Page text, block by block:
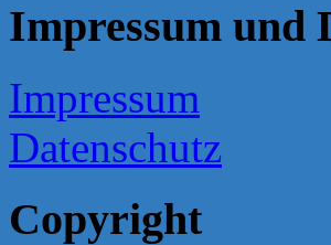
Impressum und
Impressum
Datenschutz
Copyright